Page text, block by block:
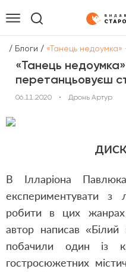
/ Блоги / «Танець
«Танець
перетанцьовуєш
06.11.2020 • Дронь Артур
В Ілларіона
експериментувати з
робити в цих
автор написав «Білий
побачили один із
гостросюжетних